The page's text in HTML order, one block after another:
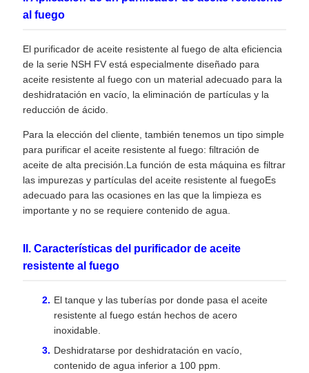
al fuego
El purificador de aceite resistente al fuego de alta eficiencia
de la serie NSH FV está especialmente diseñado para
aceite resistente al fuego con un material adecuado para la
deshidratación en vacío, la eliminación de partículas y la
reducción de ácido.
Para la elección del cliente, también tenemos un tipo simple
para purificar el aceite resistente al fuego: filtración de
aceite de alta precisión.La función de esta máquina es filtrar
las impurezas y partículas del aceite resistente al fuegoEs
adecuado para las ocasiones en las que la limpieza es
importante y no se requiere contenido de agua.
II. Características del purificador de aceite
resistente al fuego
El tanque y las tuberías por donde pasa el aceite
resistente al fuego están hechos de acero
inoxidable.
Deshidratarse por deshidratación en vacío,
contenido de agua inferior a 100 ppm.